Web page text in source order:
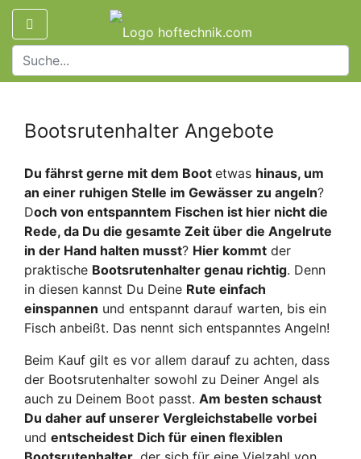
Bootsrutenhalter Angebote
Du fährst gerne mit dem Boot etwas hinaus, um
an einer ruhigen Stelle im Gewässer zu angeln?
Doch von entspanntem Fischen ist hier nicht die
Rede, da Du die gesamte Zeit über die Angelrute
in der Hand halten musst? Hier kommt der
praktische Bootsrutenhalter genau richtig. Denn
in diesen kannst Du Deine Rute einfach
einspannen und entspannt darauf warten, bis ein
Fisch anbeißt. Das nennt sich entspanntes Angeln!
Beim Kauf gilt es vor allem darauf zu achten, dass
der Bootsrutenhalter sowohl zu Deiner Angel als
auch zu Deinem Boot passt. Am besten schaust
Du daher auf unserer Vergleichstabelle vorbei
und entscheidest Dich für einen flexiblen